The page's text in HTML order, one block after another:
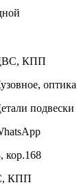
КПП
оптика
подвески
кор.168
КПП